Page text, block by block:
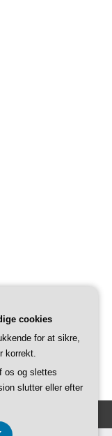
cookies
for at sikre,
korrekt.
os og slettes
slutter eller efter